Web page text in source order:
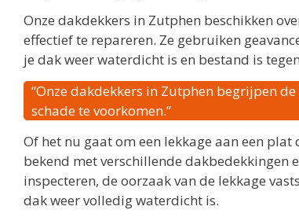
Onze dakdekkers in Zutphen beschikken
effectief te repareren. Ze gebruiken
je dak weer waterdicht is en bestand is
“Onze dakdekkers in Zutphen begrijpen
schade te voorkomen.”
Of het nu gaat om een lekkage aan een
bekend met verschillende dakbedekkingen
inspecteren, de oorzaak van de lekkage
dak weer volledig waterdicht is.